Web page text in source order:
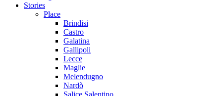
Stories
Place
Brindisi
Castro
Galatina
Gallipoli
Lecce
Maglie
Melendugno
Nardò
Salice Salentino